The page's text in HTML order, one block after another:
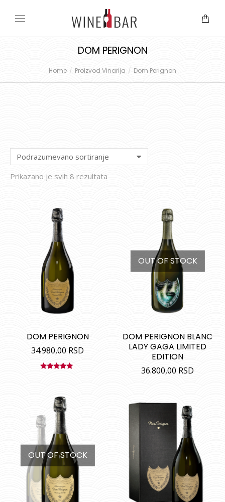
DOM PERIGNON
You are here:
Home Proizvod Vinarija Dom Perignon
Prikazano je svih 8 rezultata
DOM PERIGNON
34.980,00 RSD
OUT OF STOCK
DOM PERIGNON BLANC
LADY GAGA LIMITED
EDITION
36.800,00 RSD
OUT OF STOCK